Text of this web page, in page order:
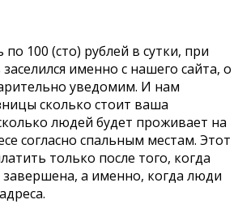
100 (сто) рублей в сутки, при
именно с нашего сайта, о
уведомим. И нам
сколько стоит ваша
людей будет проживает на
согласно спальным местам. Этот
только после того, когда
а именно, когда люди